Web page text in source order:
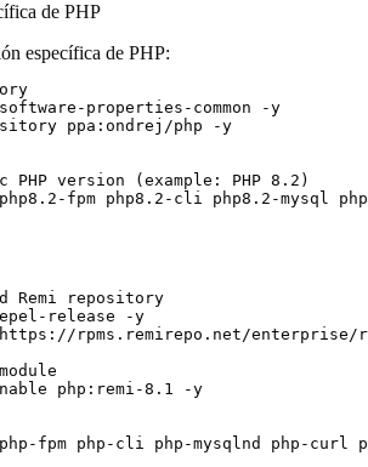
de PHP
específica de PHP:
properties-common -y
ppa:ondrej/php -y
version (example: PHP 8.2)
Remi repository
release -y
rpms.remirepo.net/enterprise/
php:remi-8.1 -y
fpm php-cli php-mysqlnd php-curl